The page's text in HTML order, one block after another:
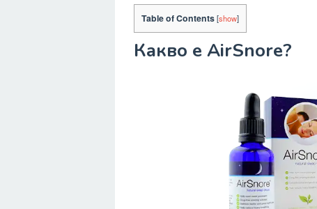
Table of Contents[show]
Какво е AirSnore?